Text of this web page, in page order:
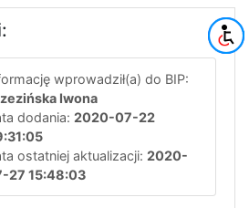
wprowadził(a) do BIP:
Iwona
dodania: 2020-07-22
ostatniej aktualizacji: 2020-
27 15:48:03